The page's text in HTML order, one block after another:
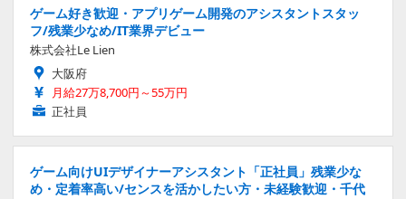
ゲーム好き歓迎・アプリゲーム開発のアシスタントスタッ
フ/残業少なめ/IT業界デビュー
株式会社Le Lien
大阪府
月給27万8,700円～55万円
正社員
ゲーム向けUIデザイナーアシスタント「正社員」残業少な
め・定着率高い/センスを活かしたい方・未経験歓迎・千代